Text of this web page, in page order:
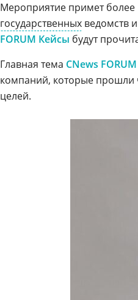
Мероприятие примет более
государственных ведомств
FORUM Кейсы будут
Главная тема CNews
компаний, которые прошли
целей.